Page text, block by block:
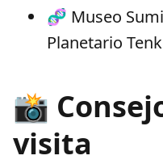
🧬 Museo
Planetario
📸
visita